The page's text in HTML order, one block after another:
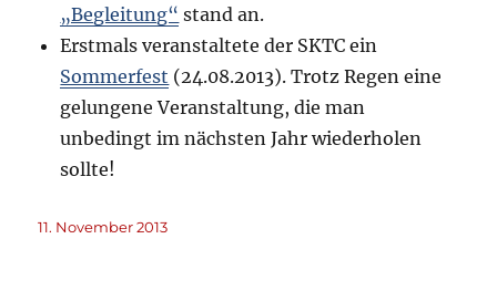
„Begleitung“ stand an.
Erstmals veranstaltete der SKTC ein
Sommerfest (24.08.2013). Trotz Regen eine
gelungene Veranstaltung, die man
unbedingt im nächsten Jahr wiederholen
sollte!
Veröffentlicht
11. November 2013